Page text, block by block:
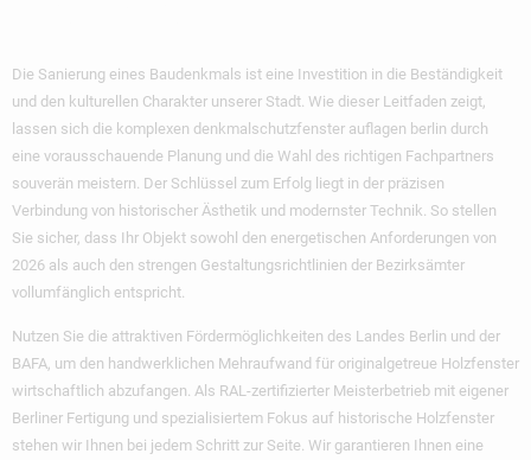
Die Sanierung eines Baudenkmals ist eine Investition in die Beständigkeit
und den kulturellen Charakter unserer Stadt. Wie dieser Leitfaden zeigt,
lassen sich die komplexen denkmalschutzfenster auflagen berlin durch
eine vorausschauende Planung und die Wahl des richtigen Fachpartners
souverän meistern. Der Schlüssel zum Erfolg liegt in der präzisen
Verbindung von historischer Ästhetik und modernster Technik. So stellen
Sie sicher, dass Ihr Objekt sowohl den energetischen Anforderungen von
2026 als auch den strengen Gestaltungsrichtlinien der Bezirksämter
vollumfänglich entspricht.
Nutzen Sie die attraktiven Fördermöglichkeiten des Landes Berlin und der
BAFA, um den handwerklichen Mehraufwand für originalgetreue Holzfenster
wirtschaftlich abzufangen. Als RAL-zertifizierter Meisterbetrieb mit eigener
Berliner Fertigung und spezialisiertem Fokus auf historische Holzfenster
stehen wir Ihnen bei jedem Schritt zur Seite. Wir garantieren Ihnen eine